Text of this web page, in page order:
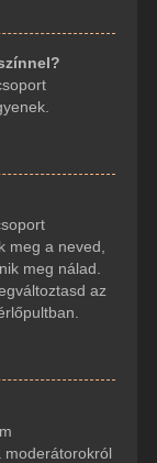
meg a neved,
meg nálad.
az
moderátorokról